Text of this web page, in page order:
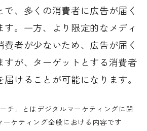
、多くの消費者に広告が届く
す。一方、より限定的なメディ
費者が少ないため、広告が届く
すが、ターゲットとする消費者
けることが可能になります。
チ」とはデジタルマーケティングに閉
ーケティング全般における内容です